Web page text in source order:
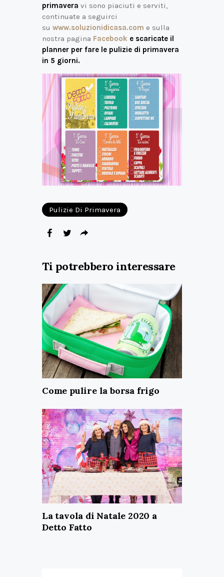
primavera vi sono piaciuti e serviti,
continuate a seguirci
su www.soluzionidicasa.com e sulla
nostra pagina Facebook e scaricate il
planner per fare le pulizie di primavera
in 5 giorni.
Pulizie Di Primavera
Ti potrebbero interessare
Come pulire la borsa frigo
La tavola di Natale 2020 a
Detto Fatto